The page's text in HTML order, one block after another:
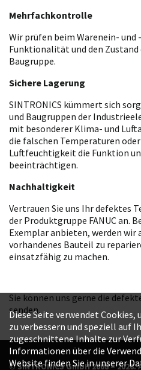
Mehrfachkontrolle
Wir prüfen beim Warenein- und
Funktionalität und den Zustand
Baugruppe.
Sichere Lagerung
SINTRONICS kümmert sich
und Baugruppen der
mit besonderer Klima- und
die falschen Temperaturen
Luftfeuchtigkeit die Funktion
beeinträchtigen.
Nachhaltigkeit
Vertrauen Sie uns Ihr defektes
der Produktgruppe FANUC an.
Exemplar anbieten, werden wir
vorhandenes Bauteil zu
einsatzfähig zu machen.
Sie können uns gerne die
senden.
© SINTRONICS GmbH 2008 –
Diese Seite verwendet
zu verbessern und speziell auf
zugeschnittene Inhalte zur
Informationen über die
Website finden Sie in unserer